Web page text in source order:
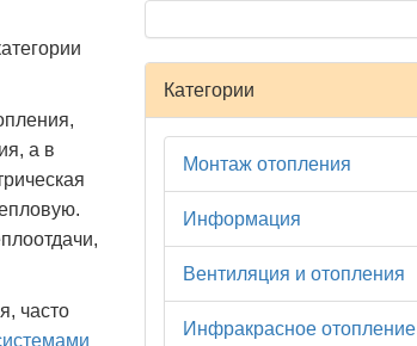
а в
часто
Категории
Монтаж отопления
Информация
Вентиляция и отопления
Инфракрасное отопление